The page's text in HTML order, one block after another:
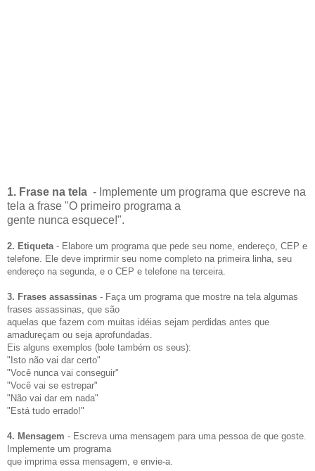
1. Frase na tela - Implemente um programa que escreve na
tela a frase "O primeiro programa a
gente nunca esquece!".
2. Etiqueta - Elabore um programa que pede seu nome, endereço, CEP e
telefone. Ele deve imprirmir seu nome completo na primeira linha, seu
endereço na segunda, e o CEP e telefone na terceira.
3. Frases assassinas - Faça um programa que mostre na tela algumas
frases assassinas, que são
aquelas que fazem com muitas idéias sejam perdidas antes que
amadureçam ou seja aprofundadas.
Eis alguns exemplos (bole também os seus):
"Isto não vai dar certo"
"Você nunca vai conseguir"
"Você vai se estrepar"
"Não vai dar em nada"
"Está tudo errado!"
4. Mensagem - Escreva uma mensagem para uma pessoa de que goste.
Implemente um programa
que imprima essa mensagem, e envie-a.